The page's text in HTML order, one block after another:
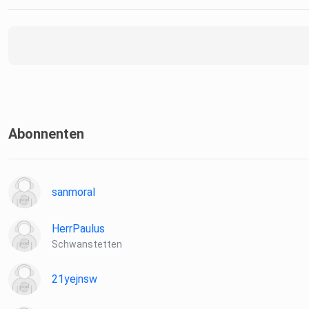
Abonnenten
sanmoral
HerrPaulus
Schwanstetten
21yejnsw